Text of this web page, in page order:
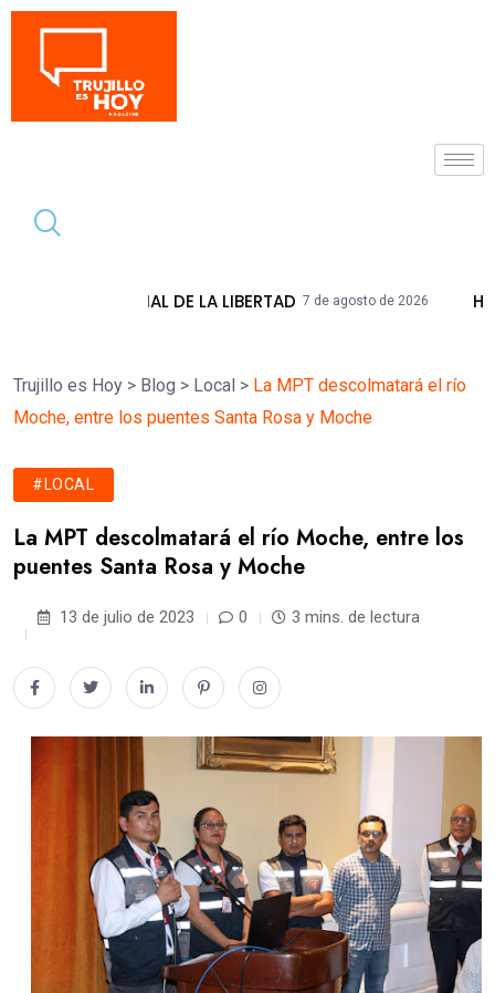
7 de agosto de 2026 HIDRANDINA ADVIERTE
Trujillo es Hoy > Blog > Local > La MPT descolmatará el río
Moche, entre los puentes Santa Rosa y Moche
#LOCAL
La MPT descolmatará el río Moche, entre los
puentes Santa Rosa y Moche
13 de julio de 2023 0 3 mins. de lectura